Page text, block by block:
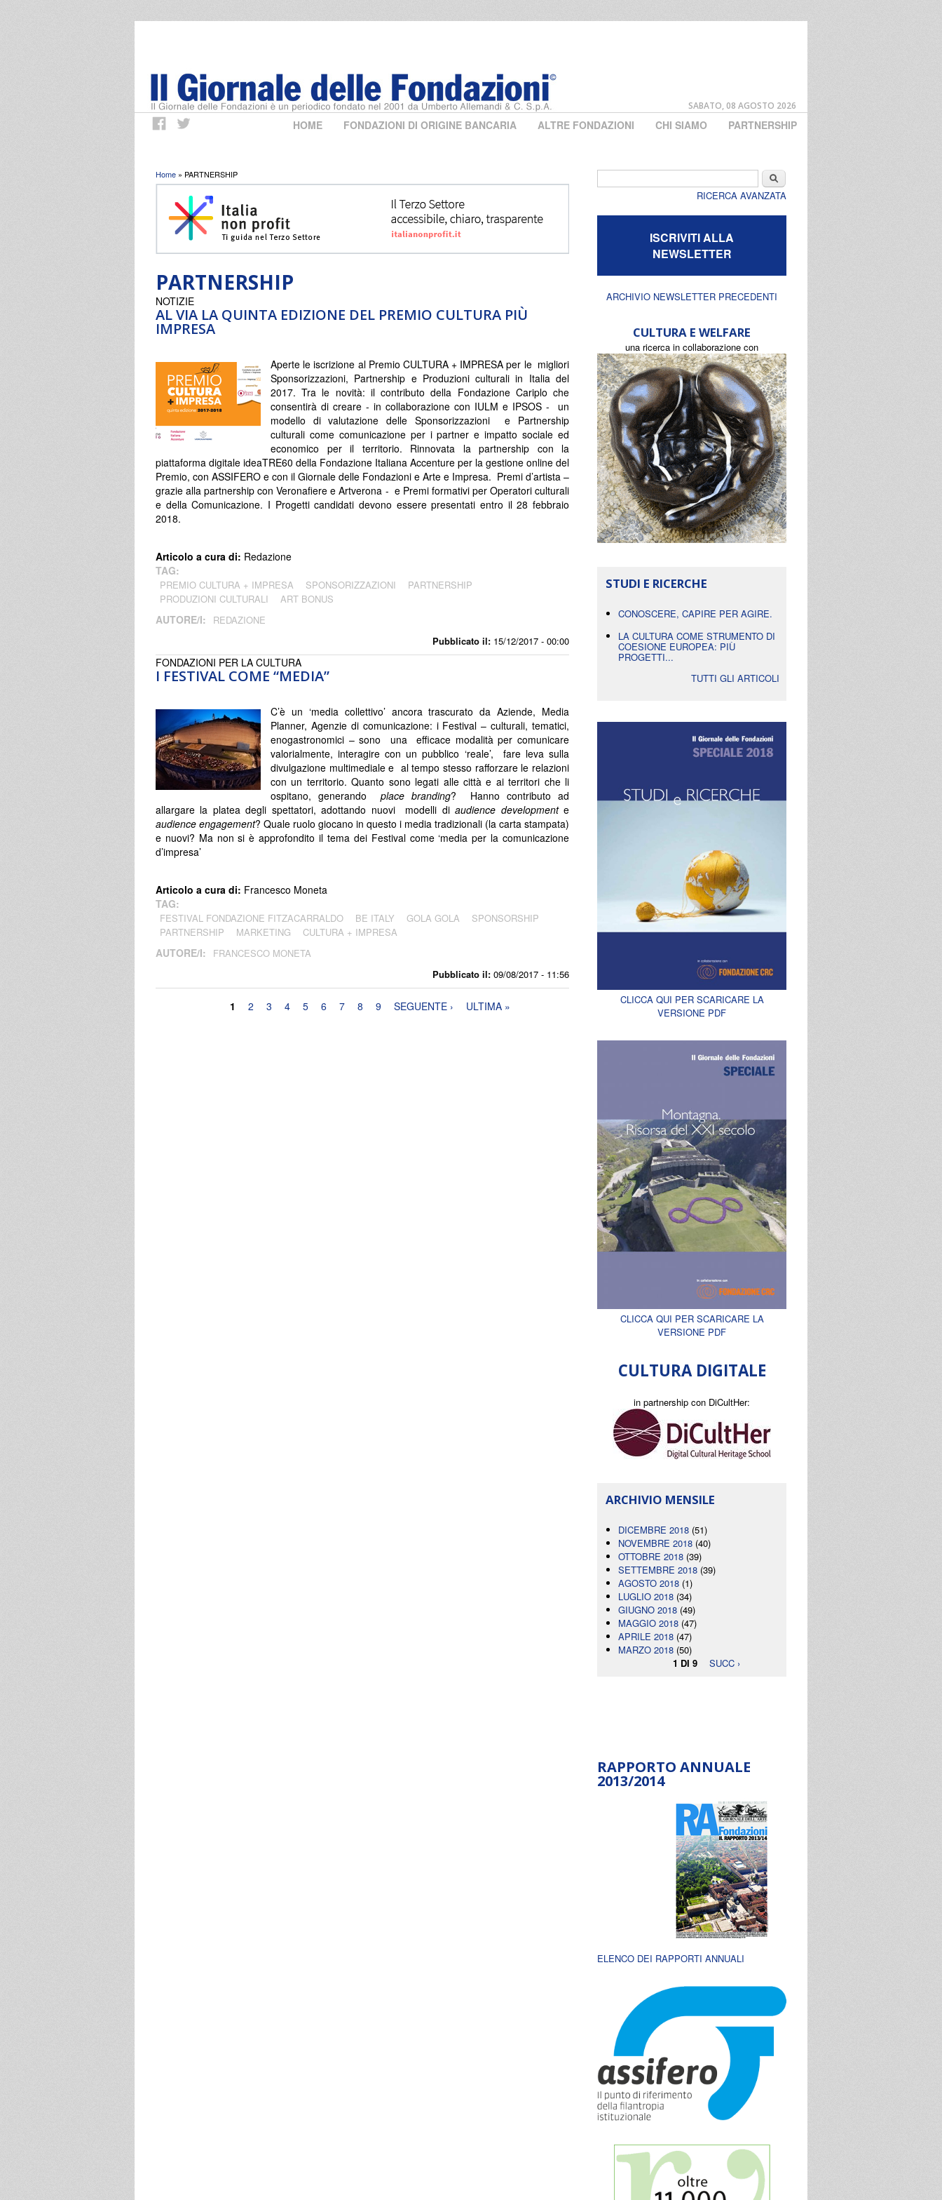
SABATO, 08 AGOSTO 2026
HOME FONDAZIONI DI ORIGINE BANCARIA ALTRE FONDAZIONI CHI SIAMO PARTNERSHIP
Tu sei qui
Home » PARTNERSHIP
PARTNERSHIP
AL VIA LA QUINTA EDIZIONE DEL PREMIO CULTURA PIÙ
IMPRESA
Pubblicato il: 15/12/2017 - 00:00
NOTIZIE
Aperte le iscrizione al Premio CULTURA + IMPRESA per le migliori
Sponsorizzazioni, Partnership e Produzioni culturali in Italia del
2017. Tra le novità: il contributo della Fondazione Cariplo che
consentirà di creare - in collaborazione con IULM e IPSOS - un
modello di valutazione delle Sponsorizzazioni e Partnership
culturali come comunicazione per i partner e impatto sociale ed
economico per il territorio. Rinnovata la partnership con la
piattaforma digitale ideaTRE60 della Fondazione Italiana Accenture per la gestione online del
Premio, con ASSIFERO e con il Giornale delle Fondazioni e Arte e Impresa. Premi d’artista –
grazie alla partnership con Veronafiere e Artverona - e Premi formativi per Operatori culturali
e della Comunicazione. I Progetti candidati devono essere presentati entro il 28 febbraio
2018.
Articolo a cura di: Redazione
TAG:
PREMIO CULTURA + IMPRESA SPONSORIZZAZIONI
PARTNERSHIP
PRODUZIONI CULTURALI
ART BONUS
AUTORE/I: REDAZIONE
I FESTIVAL COME “MEDIA”
Pubblicato il: 09/08/2017 - 11:56
FONDAZIONI PER LA CULTURA
C’è un ‘media collettivo’ ancora trascurato da Aziende, Media
Planner, Agenzie di comunicazione: i Festival – culturali, tematici,
enogastronomici – sono una efficace modalità per comunicare
valorialmente, interagire con un pubblico ‘reale’, fare leva sulla
divulgazione multimediale e al tempo stesso rafforzare le relazioni
con un territorio. Quanto sono legati alle città e ai territori che li
ospitano, generando place branding? Hanno contributo ad
allargare la platea degli spettatori, adottando nuovi modelli diaudience developmente
audience engagement? Quale ruolo giocano in questo i media tradizionali (la carta stampata)
e nuovi? Ma non si è approfondito il tema dei Festival come ‘media per la comunicazione
d’impresa’
Articolo a cura di: Francesco Moneta
TAG:
FESTIVAL FONDAZIONE FITZACARRALDO BE ITALY GOLA GOLA
SPONSORSHIP
PARTNERSHIP
MARKETING CULTURA + IMPRESA
AUTORE/I: FRANCESCO MONETA
1 2 3 4 5 6 7 8 9 SEGUENTE › ULTIMA »
Cerca
RICERCA AVANZATA
ISCRIVITI ALLA
NEWSLETTER
ARCHIVIO NEWSLETTER PRECEDENTI
CULTURA E WELFARE
una ricerca in collaborazione con
STUDI E RICERCHE
CONOSCERE, CAPIRE PER AGIRE.
LA CULTURA COME STRUMENTO DI
COESIONE EUROPEA: PIÙ
PROGETTI...
TUTTI GLI ARTICOLI
CLICCA QUI PER SCARICARE LA
VERSIONE PDF
CLICCA QUI PER SCARICARE LA
VERSIONE PDF
CULTURA DIGITALE
in partnership con DiCultHer:
ARCHIVIO MENSILE
DICEMBRE 2018 (51)
NOVEMBRE 2018 (40)
OTTOBRE 2018 (39)
SETTEMBRE 2018 (39)
AGOSTO 2018 (1)
LUGLIO 2018 (34)
GIUGNO 2018 (49)
MAGGIO 2018 (47)
APRILE 2018 (47)
MARZO 2018 (50)
1 DI 9
SUCC ›
RAPPORTO ANNUALE
2013/2014
ELENCO DEI RAPPORTI ANNUALI